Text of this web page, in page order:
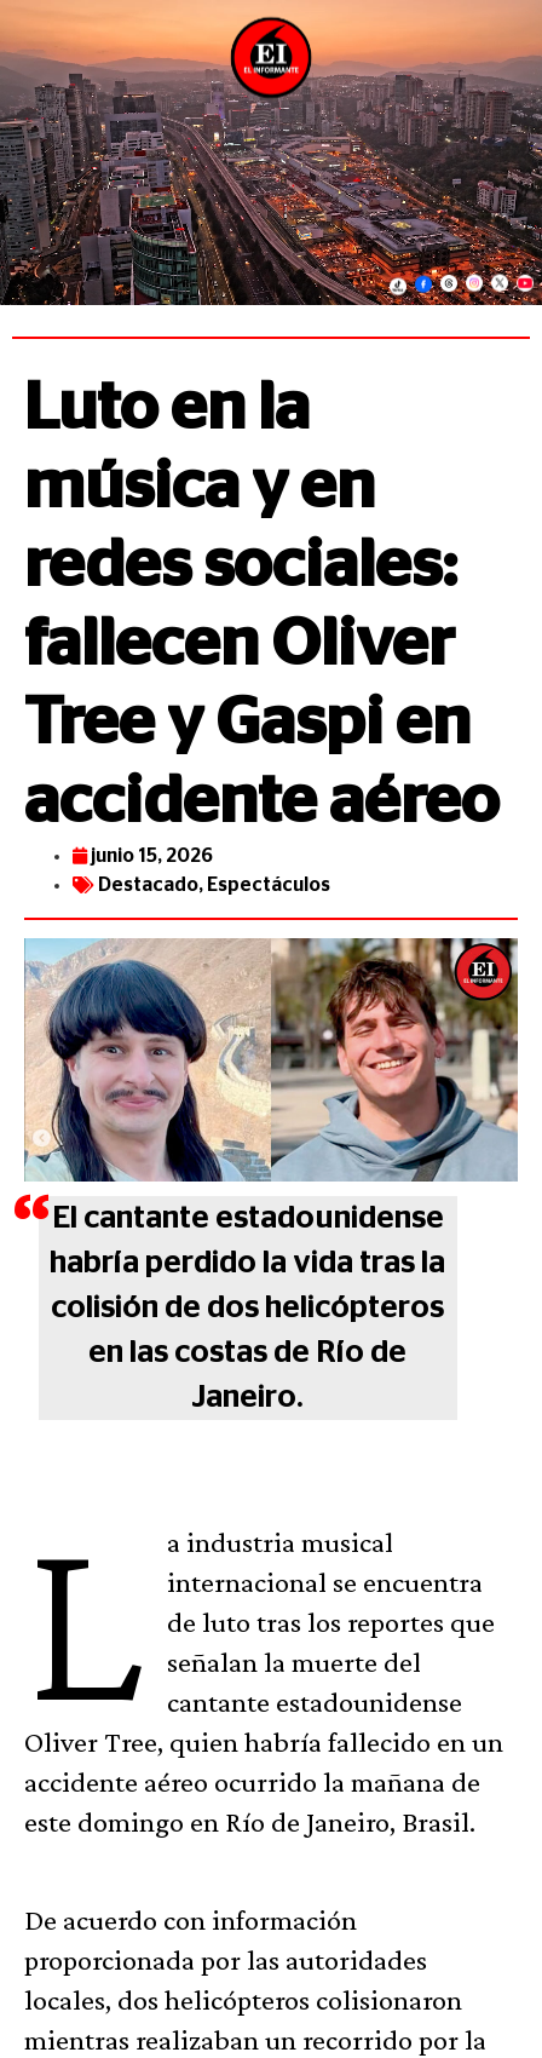
Luto en la
música y en
redes sociales:
fallecen Oliver
Tree y Gaspi en
accidente aéreo
junio 15, 2026
Destacado, Espectáculos
El cantante estadounidense
habría perdido la vida tras la
colisión de dos helicópteros
en las costas de Río de
Janeiro.
L
a industria musical
internacional se encuentra
de luto tras los reportes que
señalan la muerte del
cantante estadounidense
Oliver Tree, quien habría fallecido en un
accidente aéreo ocurrido la mañana de
este domingo en Río de Janeiro, Brasil.
De acuerdo con información
proporcionada por las autoridades
locales, dos helicópteros colisionaron
mientras realizaban un recorrido por la